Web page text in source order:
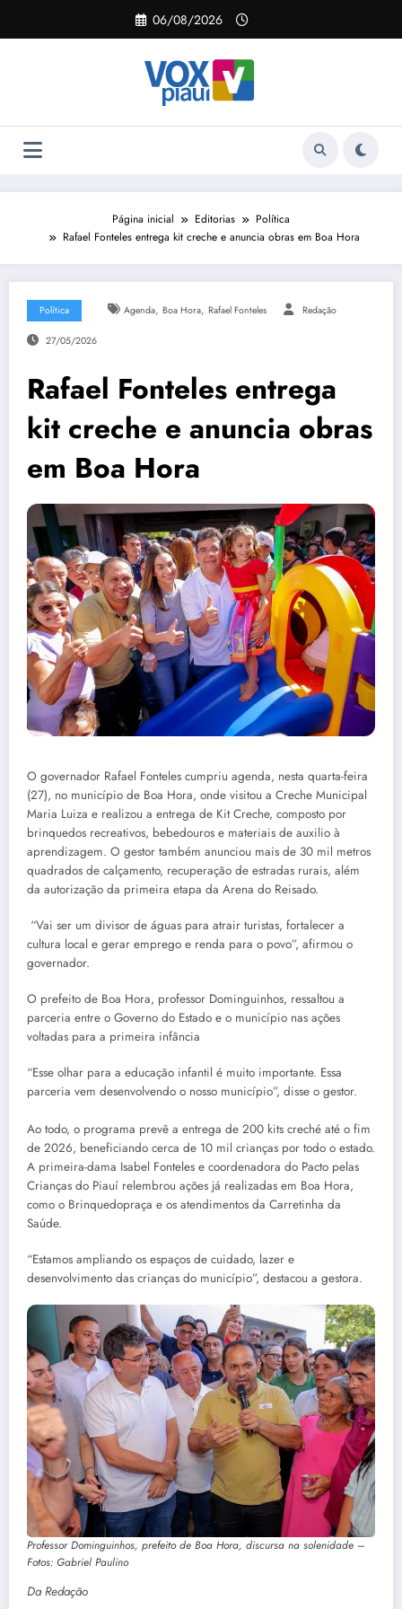
o
06/08/2026
Página inicial Editorias
Política
Rafael Fonteles entrega kit creche e anuncia obras em Boa Hora
Política Agenda, Boa Hora, Rafael Fonteles Redação
27/05/2026
Rafael Fonteles entrega
kit creche e anuncia obras
em Boa Hora
O governador Rafael Fonteles cumpriu agenda, nesta quarta-feira
(27), no município de Boa Hora, onde visitou a Creche Municipal
Maria Luiza e realizou a entrega de Kit Creche, composto por
brinquedos recreativos, bebedouros e materiais de auxilio à
aprendizagem. O gestor também anunciou mais de 30 mil metros
quadrados de calçamento, recuperação de estradas rurais, além
da autorização da primeira etapa da Arena do Reisado.
“Vai ser um divisor de águas para atrair turistas, fortalecer a
cultura local e gerar emprego e renda para o povo”, afirmou o
governador.
O prefeito de Boa Hora, professor Dominguinhos, ressaltou a
parceria entre o Governo do Estado e o município nas ações
voltadas para a primeira infância
“Esse olhar para a educação infantil é muito importante. Essa
parceria vem desenvolvendo o nosso município”, disse o gestor.
Ao todo, o programa prevê a entrega de 200 kits creché até o fim
de 2026, beneficiando cerca de 10 mil crianças por todo o estado.
A primeira-dama Isabel Fonteles e coordenadora do Pacto pelas
Crianças do Piauí relembrou ações já realizadas em Boa Hora,
como o Brinquedopraça e os atendimentos da Carretinha da
Saúde.
“Estamos ampliando os espaços de cuidado, lazer e
desenvolvimento das crianças do município”, destacou a gestora.
Professor Dominguinhos, prefeito de Boa Hora, discursa na solenidade –
Fotos: Gabriel Paulino
Da Redação